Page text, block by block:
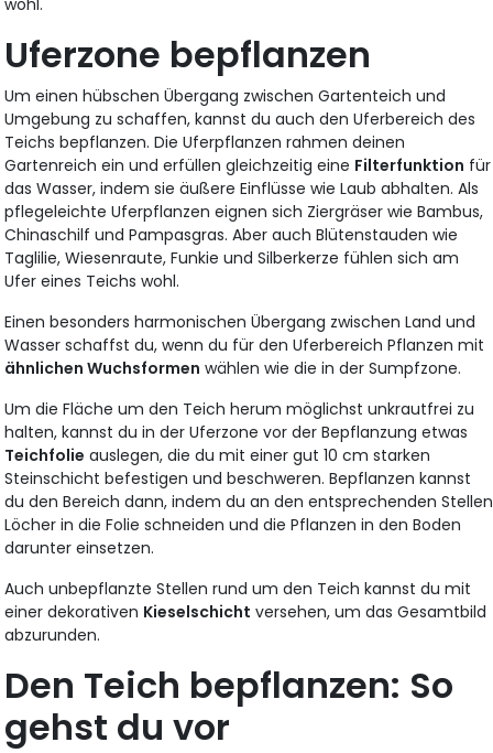
Uferzone bepflanzen
Um einen hübschen Übergang zwischen Gartenteich und
Umgebung zu schaffen, kannst du auch den Uferbereich des
Teichs bepflanzen. Die Uferpflanzen rahmen deinen
Gartenreich ein und erfüllen gleichzeitig eine Filterfunktion für
das Wasser, indem sie äußere Einflüsse wie Laub abhalten. Als
pflegeleichte Uferpflanzen eignen sich Ziergräser wie Bambus,
Chinaschilf und Pampasgras. Aber auch Blütenstauden wie
Taglilie, Wiesenraute, Funkie und Silberkerze fühlen sich am
Ufer eines Teichs wohl.
Einen besonders harmonischen Übergang zwischen Land und
Wasser schaffst du, wenn du für den Uferbereich Pflanzen mit
ähnlichen Wuchsformen wählen wie die in der Sumpfzone.
Um die Fläche um den Teich herum möglichst unkrautfrei zu
halten, kannst du in der Uferzone vor der Bepflanzung etwas
Teichfolie auslegen, die du mit einer gut 10 cm starken
Steinschicht befestigen und beschweren. Bepflanzen kannst
du den Bereich dann, indem du an den entsprechenden Stellen
Löcher in die Folie schneiden und die Pflanzen in den Boden
darunter einsetzen.
Auch unbepflanzte Stellen rund um den Teich kannst du mit
einer dekorativen Kieselschicht versehen, um das Gesamtbild
abzurunden.
Den Teich bepflanzen: So
gehst du vor